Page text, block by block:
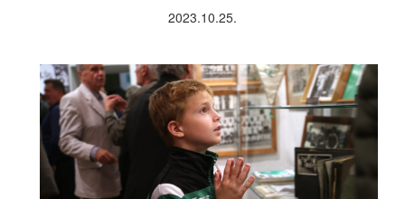
2023.10.25.